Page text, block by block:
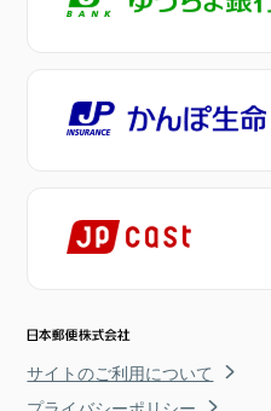
サイトのご利用について